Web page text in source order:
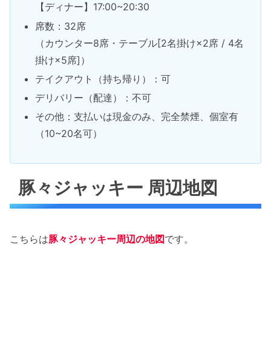
【ディナー】17:00~20:30
席数：32席
（カウンター8席・テーブル[2名掛け×2席 / 4名
掛け×5席]）
テイクアウト（持ち帰り）：可
デリバリー（配達）：不可
その他：支払いは現金のみ、完全禁煙、個室有
（10~20名可）
豚々ジャッキー 周辺地図
こちらは豚々ジャッキー周辺の地図です。